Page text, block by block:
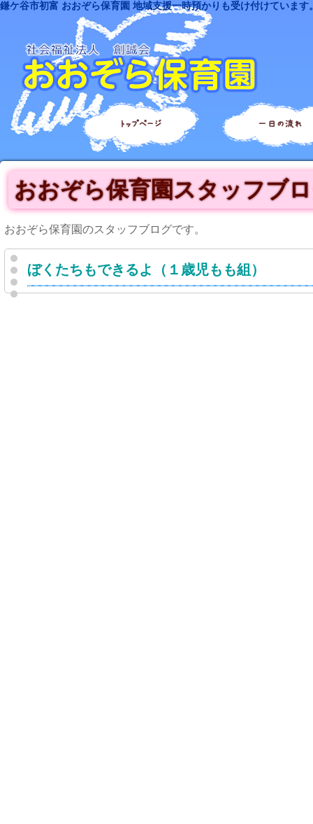
鎌ケ谷市初富 おおぞら保育園 地域支援一時預かりも受け付けています
トップページ 一日の流れ
おおぞら保育園スタッフブ
おおぞら保育園のスタッフブログです。
ぼくたちもできるよ（１歳児もも組）